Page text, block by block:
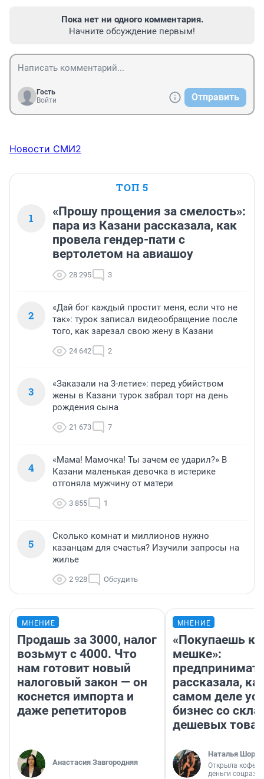
Пока нет ни одного комментария.
Начните обсуждение первым!
Гость
Войти
Отправить
Новости СМИ2
ТОП 5
1
«Прошу прощения за смелость»:
пара из Казани рассказала, как
провела гендер-пати с
вертолетом на авиашоу
28 295 3
2
«Дай бог каждый простит меня, если что не
так»: турок записал видеообращение после
того, как зарезал свою жену в Казани
24 642 2
3
«Заказали на 3-летие»: перед убийством
жены в Казани турок забрал торт на день
рождения сына
21 673 7
4
«Мама! Мамочка! Ты зачем ее ударил?» В
Казани маленькая девочка в истерике
отгоняла мужчину от матери
3 855 1
5
Сколько комнат и миллионов нужно
казанцам для счастья? Изучили запросы на
жилье
2 928 Обсудить
МНЕНИЕ
Продашь за 3000, налог
возьмут с 4000. Что
нам готовит новый
налоговый закон — он
коснется импорта и
даже репетиторов
Анастасия Завгородняя
МНЕНИЕ
«Покупаешь
мешке»:
рассказала,
самом деле
бизнес со
дешевых
Наталья
Открыла
деньги